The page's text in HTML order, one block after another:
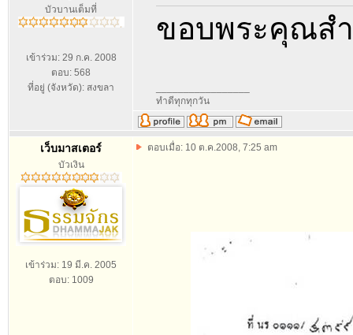
บัวบานเต็มที่
เข้าร่วม: 29 ก.ค. 2008
ตอบ: 568
ที่อยู่ (จังหวัด): สงขลา
ขอบพระคุณส
ทำดีทุกทุกวัน
เว็บมาสเตอร์
บัวเงิน
เข้าร่วม: 19 มี.ค. 2005
ตอบ: 1009
ตอบเมื่อ: 10 ต.ค.2008, 7:25 am